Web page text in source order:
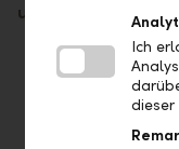
unseren neuen
Firmenkunden
Ich
dieser